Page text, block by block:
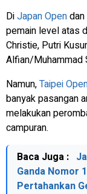
DiJapan Opendan
pemain level atas
Christie, Putri
Alfian/Muhammad
Namun,Taipei
banyak pasangan
melakukan
campuran.
Baca Juga :
Ganda Nomor
Pertahankan